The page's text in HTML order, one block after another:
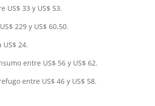
US$ 33 y US$ 53.
229 y US$ 60,50.
US$ 24.
entre US$ 56 y US$ 62.
entre US$ 46 y US$ 58.